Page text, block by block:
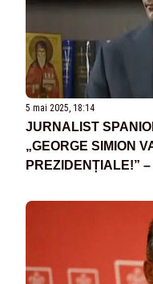
5 mai 2025, 18:14
JURNALIST
„GEORGE SIMION
PREZIDENȚIALE!”